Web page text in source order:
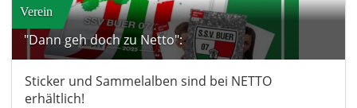
Verein
"Dann geh doch zu Netto":
Sticker und Sammelalben sind bei NETTO
erhältlich!